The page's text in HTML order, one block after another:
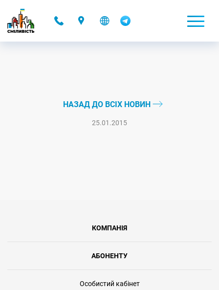
НАЗАД ДО ВСІХ НОВИН
25.01.2015
КОМПАНІЯ
АБОНЕНТУ
Особистий кабінет